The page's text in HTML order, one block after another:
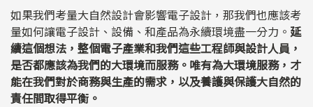
如果我們考量大自然設計會影響電子設計，那我們也應該考
量如何讓電子設計、設備、和產品為永續環境盡一分力。 延
續這個想法，整個電子產業和我們這些工程師與設計人員，
是否都應該為我們的大環境而服務。唯有為大環境服務，才
能在我們對於商務與生產的需求，以及養護與保護大自然的
責任間取得平衡。